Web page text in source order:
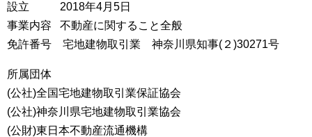
設立 2018年4月5日
事業内容 不動産に関すること全般
免許番号 宅地建物取引業 神奈川県知事(２)30271号
所属団体
(公社)全国宅地建物取引業保証協会
(公社)神奈川県宅地建物取引業協会
(公財)東日本不動産流通機構